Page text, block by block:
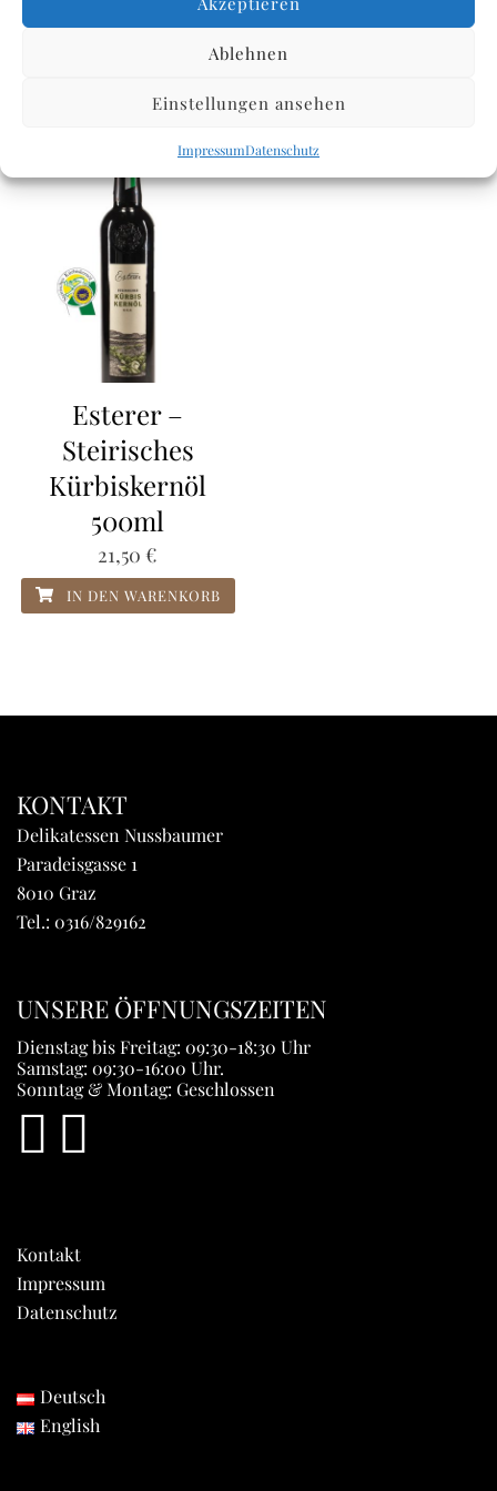
Ablehnen
Einstellungen ansehen
ImpressumDatenschutz
Esterer –
Steirisches
Kürbiskernöl
500ml
21,50€
IN DEN WARENKORB
KONTAKT
Delikatessen Nussbaumer
Paradeisgasse 1
8010 Graz
Tel.: 0316/829162
UNSERE ÖFFNUNGSZEITEN
Dienstag bis Freitag: 09:30-18:30 Uhr
Samstag: 09:30-16:00 Uhr.
Sonntag & Montag: Geschlossen
Kontakt
Impressum
Datenschutz
Deutsch
English